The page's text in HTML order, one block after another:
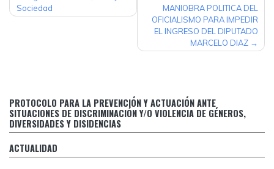
DESociedad
MANIOBRA POLITICA DEL
OFICIALISMO PARA IMPEDIR
EL INGRESO DEL DIPUTADO
MARCELO DIAZ
PROTOCOLO PARA LA PREVENCIÓN Y ACTUACIÓN ANTE
SITUACIONES DE DISCRIMINACIÓN Y/O VIOLENCIA DE GÉNEROS,
DIVERSIDADES Y DISIDENCIAS
Protocolo para la prevención y actuación ante situaciones
de discriminación y/o violencia de géneros, diversidades y
disidencias
ACTUALIDAD
Respuesta de Margarita Stolbizer al falso relato de CFK